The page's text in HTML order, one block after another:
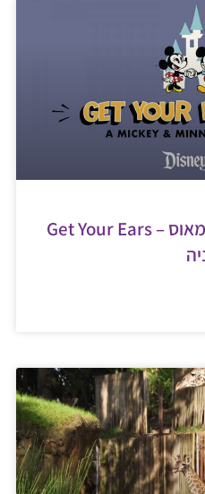
חגיגות 90 למיני ומיקי מאוס – Get Your Ears